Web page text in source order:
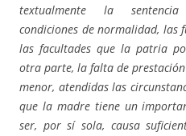
textualmente la sentencia
condiciones de normalidad, las
las facultades que la patria
otra parte, la falta de
menor, atendidas las
que la madre tiene un
ser, por sí sola, causa